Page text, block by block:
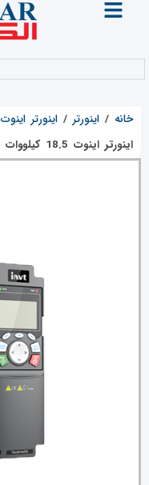
خانه / اینورتر / اینورتر اینوت invt
اینورتر اینوت 18.5 کیلووات مدل GD350A سه فاز invt